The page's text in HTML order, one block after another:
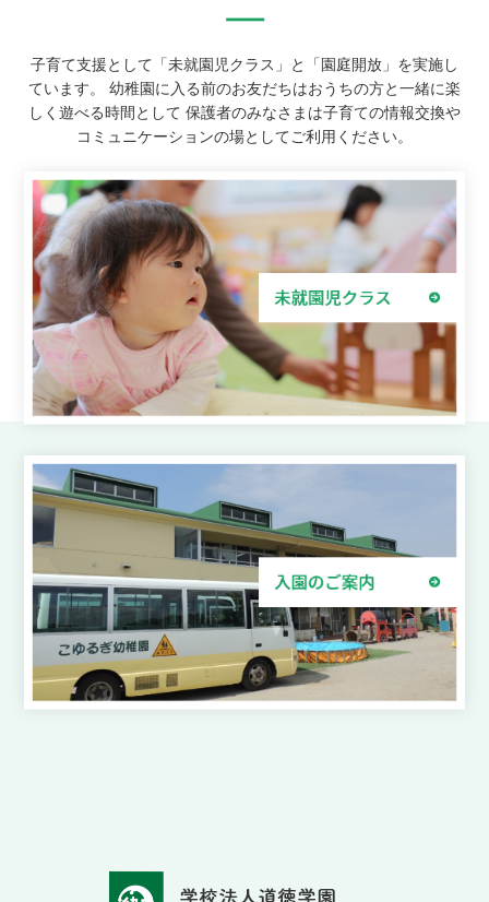
子育て支援として「未就園児クラス」と「園庭開放」を実施し
ています。
幼稚園に入る前のお友だちはおうちの方と一緒に楽
しく遊べる時間として 保護者のみなさまは子育ての情報交換や
コミュニケーションの場としてご利用ください。